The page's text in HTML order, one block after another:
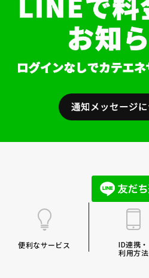
便利なサービス
ID連携・
利用方法